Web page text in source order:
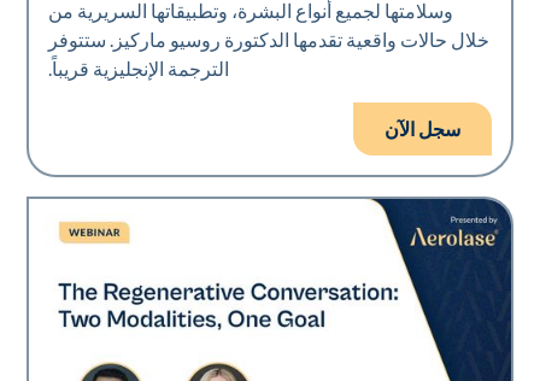
وسلامتها لجميع أنواع البشرة، وتطبيقاتها السريرية من
خلال حالات واقعية تقدمها الدكتورة روسيو ماركيز. ستتوفر
الترجمة الإنجليزية قريباً.
سجل الآن